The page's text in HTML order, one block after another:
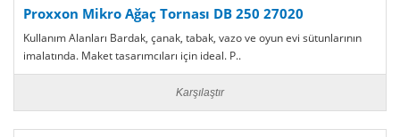
Proxxon Mikro Ağaç Tornası DB 250 27020
Kullanım Alanları Bardak, çanak, tabak, vazo ve oyun evi sütunlarının
imalatında. Maket tasarımcıları için ideal. P..
Karşılaştır